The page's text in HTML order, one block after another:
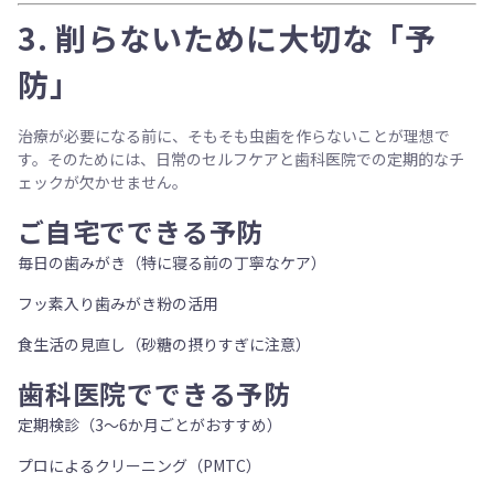
3. 削らないために大切な「予
防」
治療が必要になる前に、そもそも虫歯を作らないことが理想で
す。そのためには、日常のセルフケアと歯科医院での定期的なチ
ェックが欠かせません。
ご自宅でできる予防
毎日の歯みがき（特に寝る前の丁寧なケア）
フッ素入り歯みがき粉の活用
食生活の見直し（砂糖の摂りすぎに注意）
歯科医院でできる予防
定期検診（3～6か月ごとがおすすめ）
プロによるクリーニング（PMTC）